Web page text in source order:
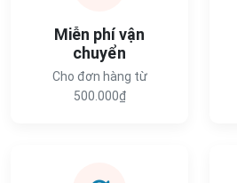
Miễn phí vận
chuyển
Cho đơn hàng từ
500.000₫